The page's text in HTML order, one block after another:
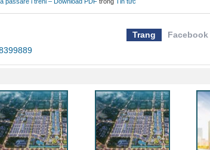
Trang
Facebook